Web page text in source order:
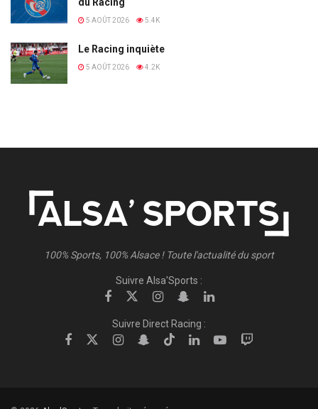
du Racing
5 AOÛT 2026 5.4K
Le Racing inquiète
5 AOÛT 2026 4.2K
100% Sports, 100% Alsace ! Toute l'actualité du sport
Suivre Alsa'Sports :
Suivre Direct Racing :